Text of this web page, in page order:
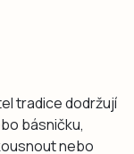
tradice dodržují
básničku,
nebo